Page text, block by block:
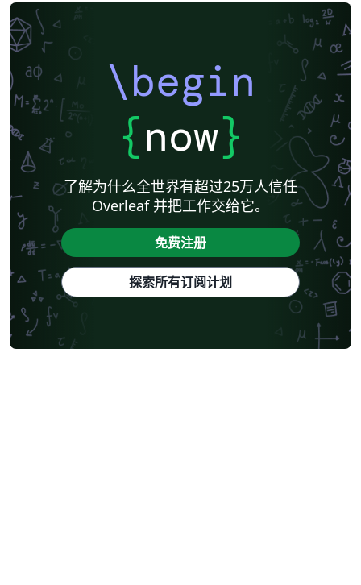
\begin
{now}
了解为什么全世界有超过25万人信任
Overleaf 并把工作交给它。
免费注册
探索所有订阅计划